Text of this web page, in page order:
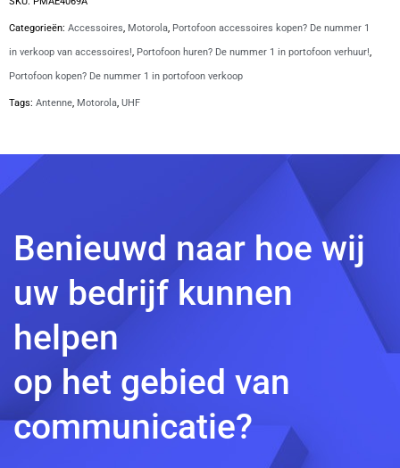
aantal
Categorieën: Accessoires, Motorola, Portofoon accessoires kopen? De nummer 1
in verkoop van accessoires!, Portofoon huren? De nummer 1 in portofoon verhuur!,
Portofoon kopen? De nummer 1 in portofoon verkoop
Tags: Antenne, Motorola, UHF
Benieuwd naar hoe wij
uw bedrijf kunnen
helpen
op het gebied van
communicatie?